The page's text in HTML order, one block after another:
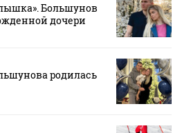
Большунов
дочери
родилась